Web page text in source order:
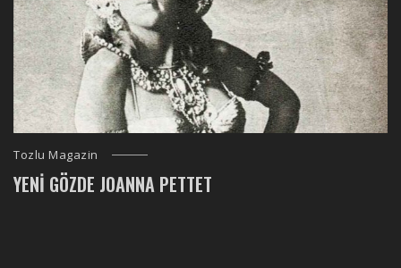
Tozlu Magazin
YENI GÖZDE JOANNA PETTET